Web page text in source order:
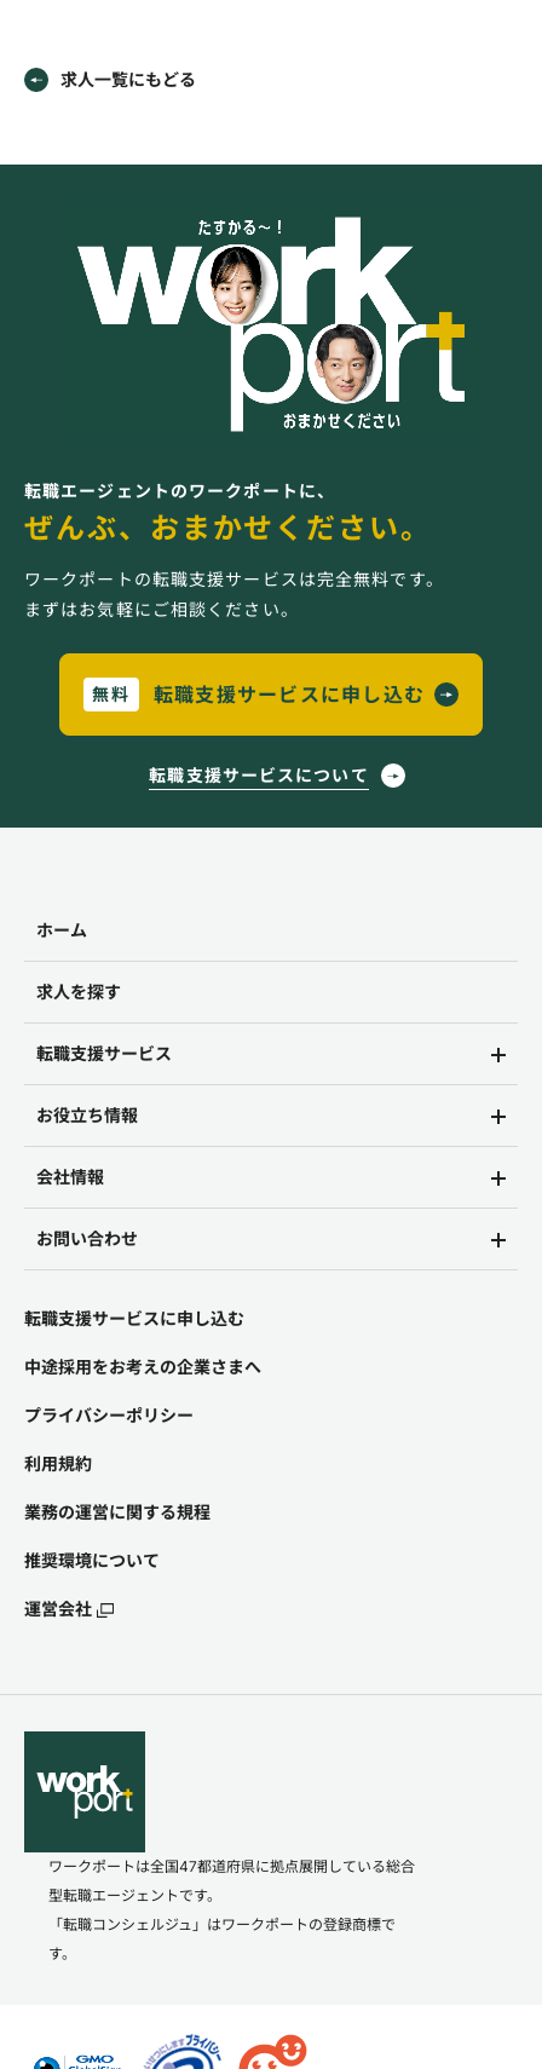
求人一覧にもどる
転職エージェントのワークポートに、
ぜんぶ、おまかせください。
ワークポートの転職支援サービスは完全無料です。
まずはお気軽にご相談ください。
無料 転職支援サービスに申し込む
転職支援サービスについて
ホーム
求人を探す
転職支援サービス
お役立ち情報
会社情報
お問い合わせ
転職支援サービスに申し込む
中途採用をお考えの企業さまへ
プライバシーポリシー
利用規約
業務の運営に関する規程
推奨環境について
運営会社
ワークポートは全国47都道府県に拠点展開している総合
型転職エージェントです。
「転職コンシェルジュ」はワークポートの登録商標で
す。